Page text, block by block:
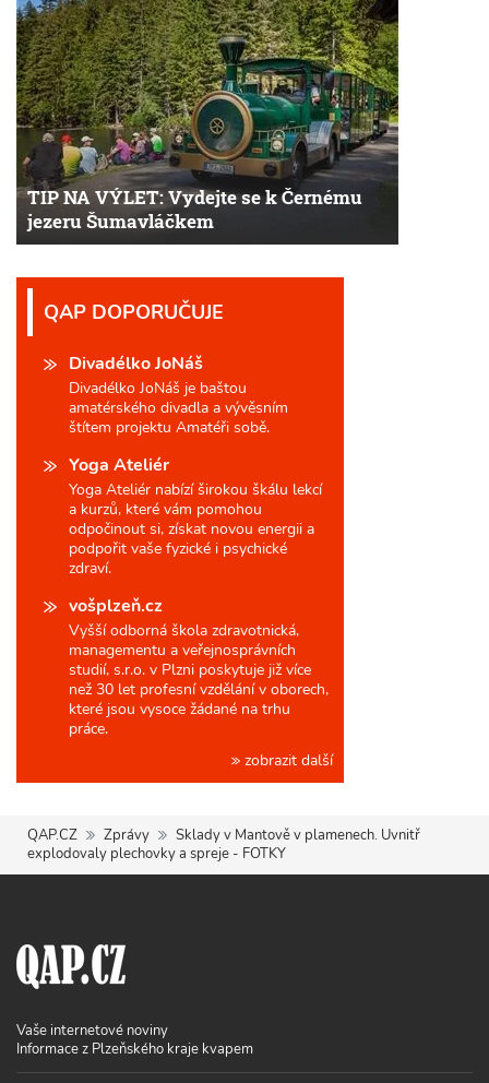
TIP NA VÝLET: Vydejte se k Černému
jezeru Šumavláčkem
QAP DOPORUČUJE
Divadélko JoNáš
Divadélko JoNáš je baštou
amatérského divadla a vývěsním
štítem projektu Amatéři sobě.
Yoga Ateliér
Yoga Ateliér nabízí širokou škálu lekcí
a kurzů, které vám pomohou
odpočinout si, získat novou energii a
podpořit vaše fyzické i psychické
zdraví.
vošplzeň.cz
Vyšší odborná škola zdravotnická,
managementu a veřejnosprávních
studií, s.r.o. v Plzni poskytuje již více
než 30 let profesní vzdělání v oborech,
které jsou vysoce žádané na trhu
práce.
zobrazit další
QAP.CZ Zprávy
Sklady v Mantově v plamenech. Uvnitř
explodovaly plechovky a spreje - FOTKY
Vaše internetové noviny
Informace z Plzeňského kraje kvapem